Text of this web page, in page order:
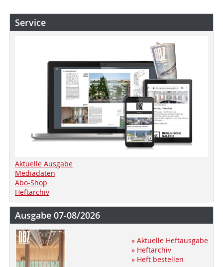
Service
Aktuelle Ausgabe
Mediadaten
Abo-Shop
Heftarchiv
Ausgabe 07-08/2026
» Aktuelle Heftausgabe
» Heftarchiv
» Heft bestellen